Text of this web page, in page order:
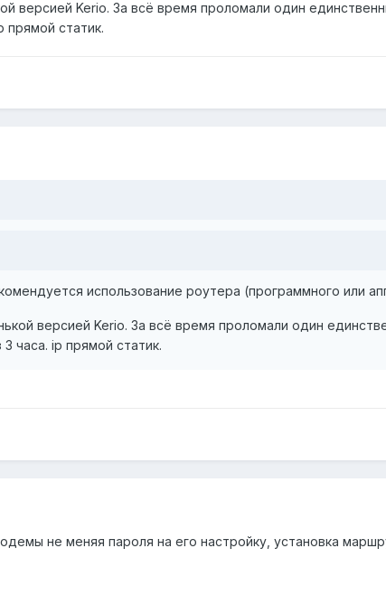
версией Kerio. За всё время проломали один
прямой статик.
использование роутера (программного или
версией Kerio. За всё время проломали один
часа. ip прямой статик.
не меняя пароля на его настройку, установка